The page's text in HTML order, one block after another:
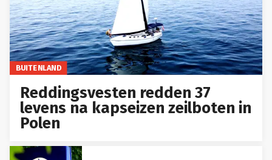
BUITENLAND
Reddingsvesten redden 37
levens na kapseizen zeilboten in
Polen